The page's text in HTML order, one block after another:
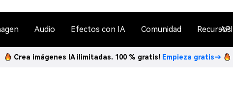
Audio Efectos con IA Comunidad Recursos
API
Crea imágenes IA ilimitadas. 100 % gratis! Empieza gratis→